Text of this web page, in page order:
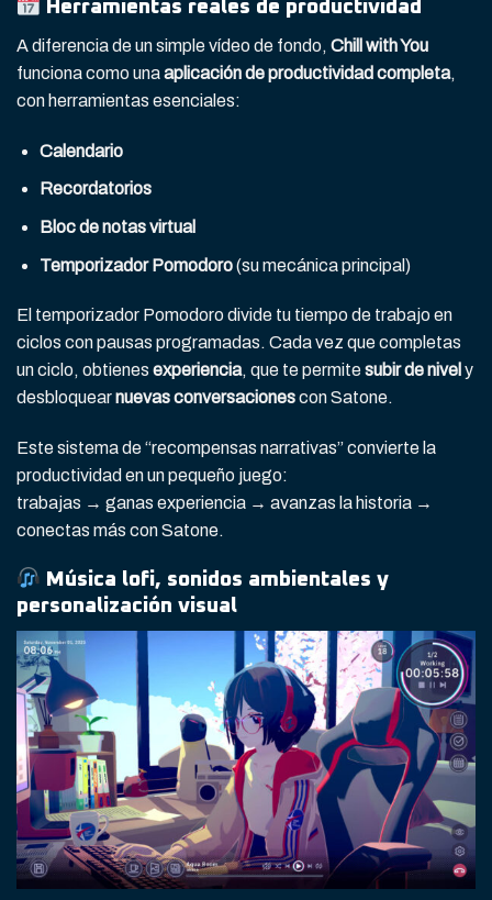
Herramientas reales de productividad
A diferencia de un simple vídeo de fondo, Chill with You
funciona como unaaplicación de productividad completa,
con herramientas esenciales:
Calendario
Recordatorios
Bloc de notas virtual
Temporizador Pomodoro(su mecánica principal)
El temporizador Pomodoro divide tu tiempo de trabajo en
ciclos con pausas programadas. Cada vez que completas
un ciclo, obtienes experiencia, que te permitesubir de nivel y
desbloquearnuevas conversacionescon Satone.
Este sistema de “recompensas narrativas” convierte la
productividad en un pequeño juego:
trabajas → ganas experiencia → avanzas la historia →
conectas más con Satone.
Música lofi, sonidos ambientales y
personalización visual